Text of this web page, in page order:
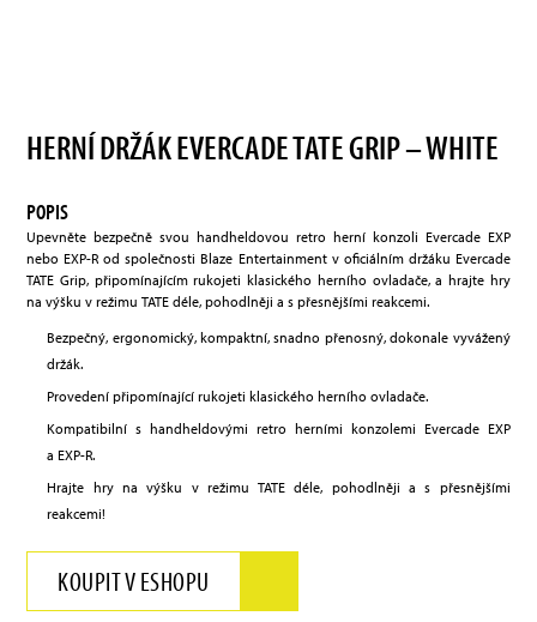
HERNÍ DRŽÁK EVERCADE TATE GRIP – WHITE
POPIS
Upevněte bezpečně svou handheldovou retro herní konzoli Evercade EXP
nebo EXP-R od společnosti Blaze Entertainment v oficiálním držáku Evercade
TATE Grip, připomínajícím rukojeti klasického herního ovladače, a hrajte hry
na výšku v režimu TATE déle, pohodlněji a s přesnějšími reakcemi.
Bezpečný, ergonomický, kompaktní, snadno přenosný, dokonale vyvážený
držák.
Provedení připomínající rukojeti klasického herního ovladače.
Kompatibilní s handheldovými retro herními konzolemi Evercade EXP
a EXP-R.
Hrajte hry na výšku v režimu TATE déle, pohodlněji a s přesnějšími
reakcemi!
KOUPIT V ESHOPU